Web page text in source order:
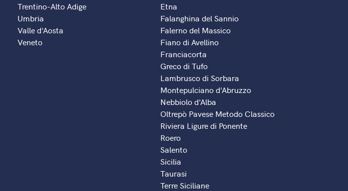
Trentino-Alto Adige
Umbria
Valle d'Aosta
Veneto
Etna
Falanghina del Sannio
Falerno del Massico
Fiano di Avellino
Franciacorta
Greco di Tufo
Lambrusco di Sorbara
Montepulciano d'Abruzzo
Nebbiolo d'Alba
Oltrepò Pavese Metodo Classico
Riviera Ligure di Ponente
Roero
Salento
Sicilia
Taurasi
Terre Siciliane